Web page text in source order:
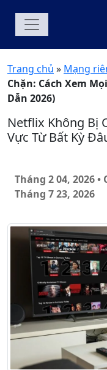
Trang chủ » Mạng
Chặn: Cách Xem
Dẫn 2026)
Netflix Không Bị
Vực Từ Bất Kỳ
Tháng 2 04, 2026
Tháng 7 23, 2026